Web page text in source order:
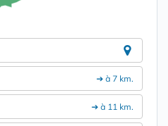
➔ à 7 km.
➔ à 11 km.